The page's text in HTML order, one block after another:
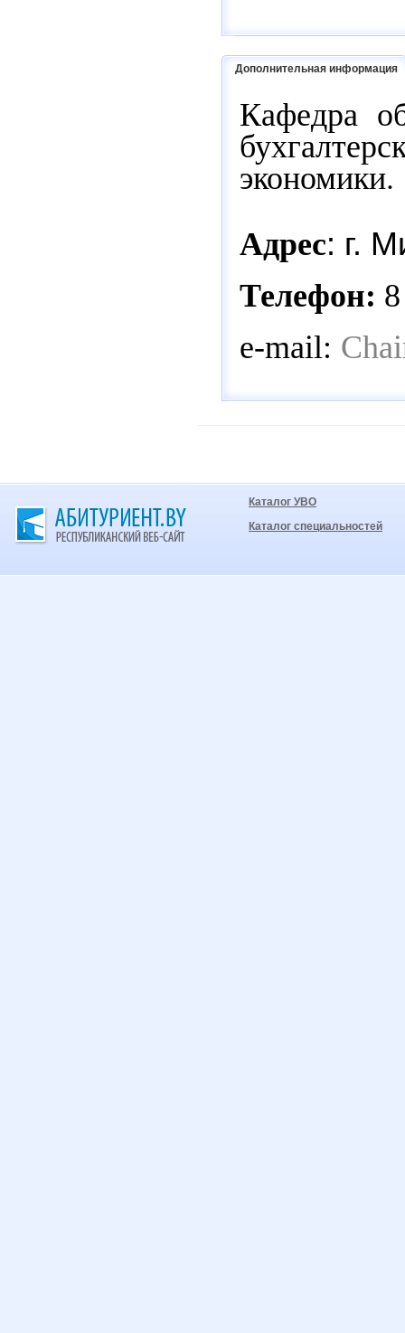
Дополнительная информация
Кафедра
экономики.
Адрес: г.
Телефон:
e-mail:
Каталог УВО
Каталог специальностей